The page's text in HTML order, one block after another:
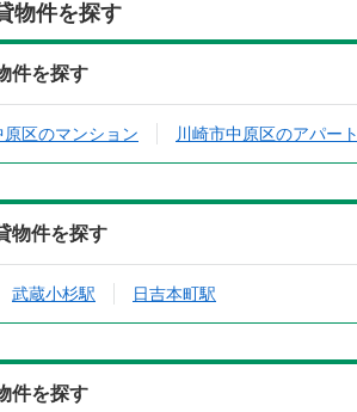
物件を探す
件を探す
原区のマンション 川崎市中原区のアパート
物件を探す
武蔵小杉駅 日吉本町駅
件を探す